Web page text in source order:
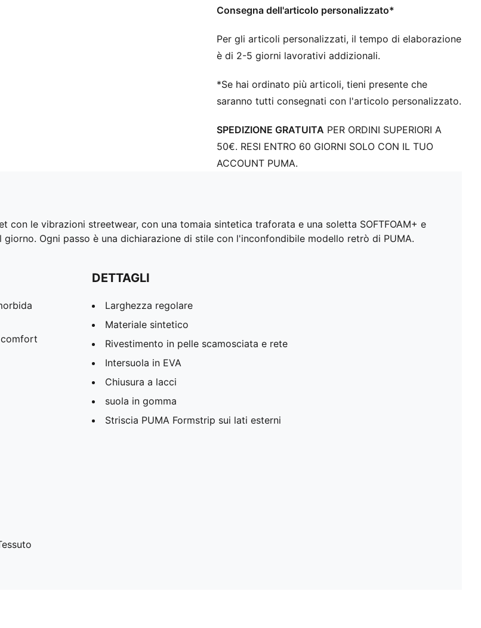
Consegna dell'articolo personalizzato*
Per gli articoli personalizzati, il tempo di elaborazione
è di 2-5 giorni lavorativi addizionali.
*Se hai ordinato più articoli, tieni presente che
saranno tutti consegnati con l'articolo personalizzato.
SPEDIZIONE GRATUITA PER ORDINI SUPERIORI A
50€. RESI ENTRO 60 GIORNI SOLO CON IL TUO
ACCOUNT PUMA.
con le vibrazioni streetwear, con una tomaia sintetica traforata e una soletta SOFTFOAM+ e
Ogni passo è una dichiarazione di stile con l'inconfondibile modello retrò di PUMA.
comfort
DETTAGLI
Larghezza regolare
Materiale sintetico
Rivestimento in pelle scamosciata e rete
Intersuola in EVA
Chiusura a lacci
suola in gomma
Striscia PUMA Formstrip sui lati esterni